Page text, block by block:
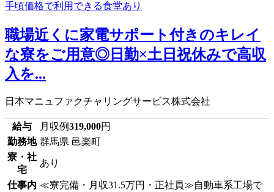
職場近くに家電サポート付きのキレイ
な寮をご用意◎日勤×土日祝休みで高収
入を...
日本マニュファクチャリングサービス株式会社
給与 月収例319,000円
勤務地 群馬県 邑楽町
寮・社
宅
あり
仕事内 ≪寮完備・月収31.5万円・正社員≫自動車系工場で